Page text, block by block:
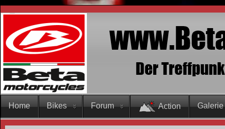
Home Bikes Forum Action Galerie